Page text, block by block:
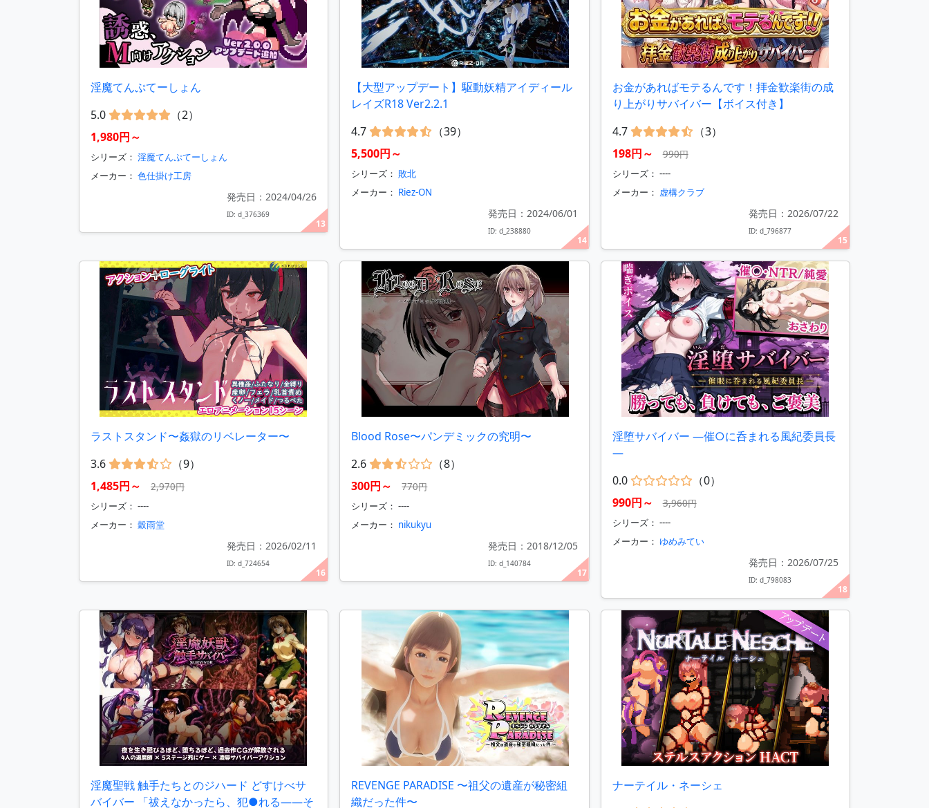
13
淫魔てんぷてーしょん
5.0
（2）
1,980円～
シリーズ： 淫魔てんぷてーしょん
メーカー： 色仕掛け工房
発売日：2024/04/26
ID: d_376369
14
【大型アップデート】駆動妖精アイディール
レイズR18 Ver2.2.1
4.7
（39）
5,500円～
シリーズ： 敗北
メーカー： Riez-ON
発売日：2024/06/01
ID: d_238880
15
お金があればモテるんです！拝金歓楽街の成
り上がりサバイバー【ボイス付き】
4.7
（3）
198円～
990円
シリーズ： ----
メーカー： 虚構クラブ
発売日：2026/07/22
ID: d_796877
16
ラストスタンド〜姦獄のリベレーター〜
3.6
（9）
1,485円～
2,970円
シリーズ： ----
メーカー： 穀雨堂
発売日：2026/02/11
ID: d_724654
17
Blood Rose〜パンデミックの究明〜
2.6
（8）
300円～
770円
シリーズ： ----
メーカー： nikukyu
発売日：2018/12/05
ID: d_140784
18
淫堕サバイバー ―催○に呑まれる風紀委員長
―
0.0
（0）
990円～
3,960円
シリーズ： ----
メーカー： ゆめみてい
発売日：2026/07/25
ID: d_798083
淫魔聖戦 触手たちとのジハード どすけべサ
バイバー 「祓えなかったら、犯●れる――そ
REVENGE PARADISE 〜祖父の遺産が秘密組
織だった件〜
ナーテイル・ネーシェ